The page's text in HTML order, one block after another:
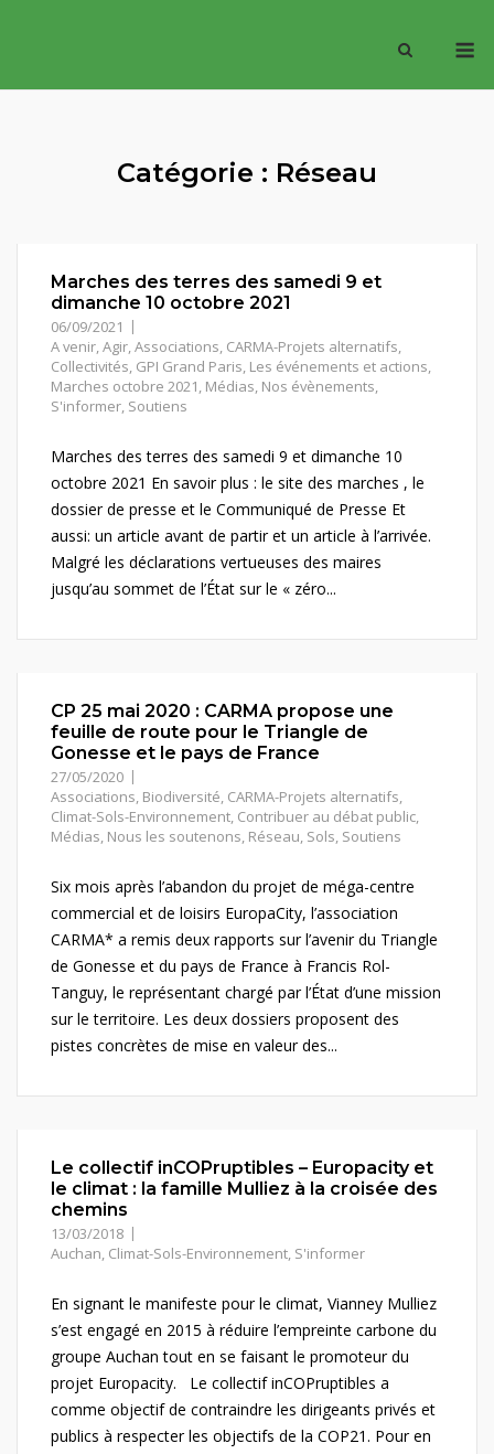
Catégorie : Réseau
Marches des terres des samedi 9 et
dimanche 10 octobre 2021
06/09/2021
A venir,Agir,Associations, CARMA-Projets alternatifs,
Collectivités, GPI Grand Paris, Les événements et actions,
Marches octobre 2021, Médias, Nos évènements,
S'informer, Soutiens
Marches des terres des samedi 9 et dimanche 10
octobre 2021 En savoir plus : le site des marches , le
dossier de presse et le Communiqué de Presse Et
aussi: un article avant de partir et un article à l’arrivée.
Malgré les déclarations vertueuses des maires
jusqu’au sommet de l’État sur le « zéro...
CP 25 mai 2020 : CARMA propose une
feuille de route pour le Triangle de
Gonesse et le pays de France
27/05/2020
Associations, Biodiversité, CARMA-Projets alternatifs,
Climat-Sols-Environnement, Contribuer au débat public,
Médias, Nous les soutenons, Réseau, Sols, Soutiens
Six mois après l’abandon du projet de méga-centre
commercial et de loisirs EuropaCity, l’association
CARMA* a remis deux rapports sur l’avenir du Triangle
de Gonesse et du pays de France à Francis Rol-
Tanguy, le représentant chargé par l’État d’une mission
sur le territoire. Les deux dossiers proposent des
pistes concrètes de mise en valeur des...
Le collectif inCOPruptibles – Europacity et
le climat : la famille Mulliez à la croisée des
chemins
13/03/2018
Auchan, Climat-Sols-Environnement, S'informer
En signant le manifeste pour le climat, Vianney Mulliez
s’est engagé en 2015 à réduire l’empreinte carbone du
groupe Auchan tout en se faisant le promoteur du
projet Europacity. Le collectif inCOPruptibles a
comme objectif de contraindre les dirigeants privés et
publics à respecter les objectifs de la COP21. Pour en